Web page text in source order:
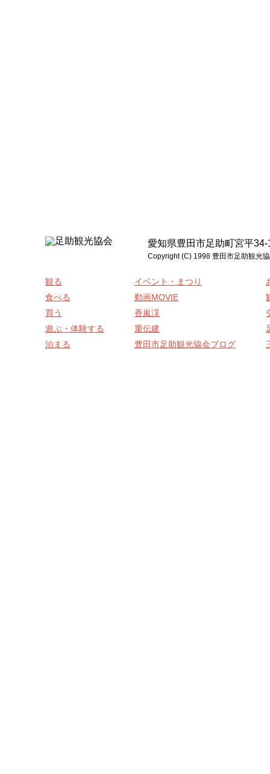
愛知県豊田市足助町宮平
Copyright (C) 1998 豊田市足助観光
観る
食べる
買う
遊ぶ・体験する
泊まる
イベント・まつり
動画MOVIE
香嵐渓
重伝建
豊田市足助観光協会ブログ